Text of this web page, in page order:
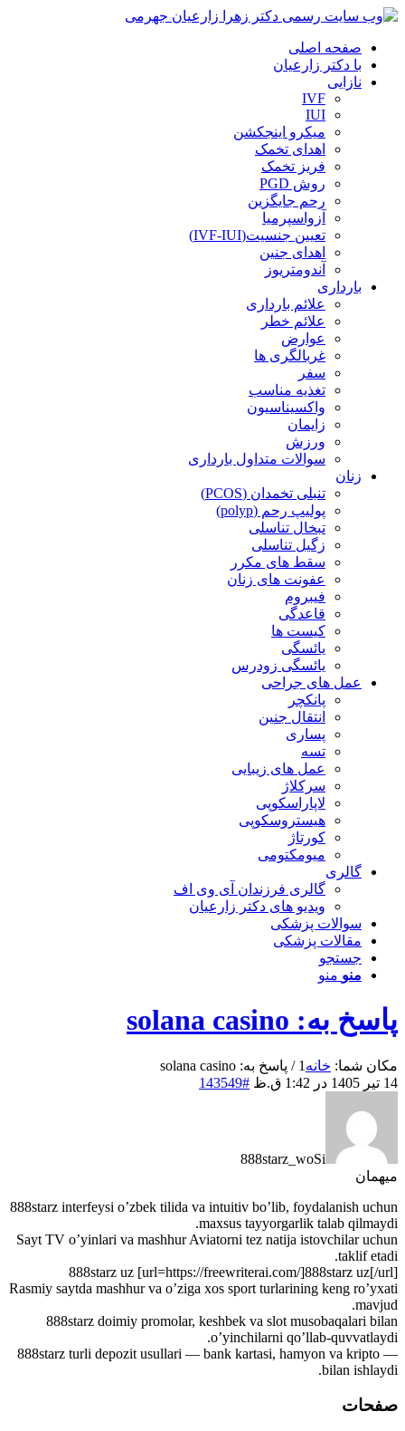
صفحه اصلی
با دکتر زارعیان
نازایی
IVF
IUI
میکرو اینجکشن
اهدای تخمک
فریز تخمک
روش PGD
رحم جایگزین
آزواسپرمیا
تعیین جنسیت(IVF-IUI)
اهدای جنین
آندومتریوز
بارداری
علائم بارداری
علائم خطر
عوارض
غربالگری ها
سفر
تغذیه مناسب
واکسیناسیون
زایمان
ورزش
سوالات متداول بارداری
زنان
تنبلی تخمدان (PCOS)
پولیپ رحم (polyp)
تبخال تناسلی
زگیل تناسلی
سقط های مکرر
عفونت های زنان
فیبروم
قاعدگی
کیست ها
یائسگی
یائسگی زودرس
عمل های جراحی
پانکچر
انتقال جنین
پساری
تسه
عمل های زیبایی
سرکلاژ
لاپاراسکوپی
هیستروسکوپی
کورتاژ
میومکتومی
گالری
گالری فرزندان آی وی اف
ویدیو های دکتر زارعیان
سوالات پزشکی
مقالات پزشکی
جستجو
منو منو
پاسخ به: solana casino
مکان شما: خانه 1
/ پاسخ به: solana casino
14 تیر 1405 در 1:42 ق.ظ
#143549
888starz_woSi
میهمان
888starz interfeysi o’zbek tilida va intuitiv bo’lib, foydalanish uchun
maxsus tayyorgarlik talab qilmaydi.
Sayt TV o’yinlari va mashhur Aviatorni tez natija istovchilar uchun
taklif etadi.
888starz uz [url=https://freewriterai.com/]888starz uz[/url]
Rasmiy saytda mashhur va o’ziga xos sport turlarining keng ro’yxati
mavjud.
888starz doimiy promolar, keshbek va slot musobaqalari bilan
o’yinchilarni qo’llab-quvvatlaydi.
888starz turli depozit usullari — bank kartasi, hamyon va kripto —
bilan ishlaydi.
صفحات